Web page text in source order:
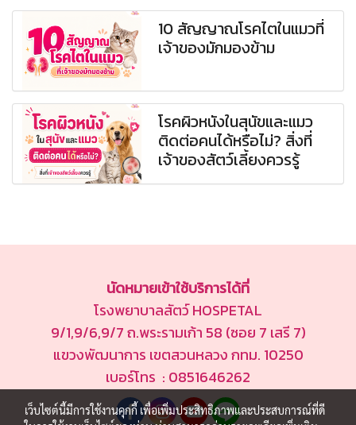
10 สัญญาณโรคไตในแมวที่
เจ้าของมักมองข้าม
โรคผิวหนังในสุนัขและแมว
ติดต่อคนได้หรือไม่? สิ่งที่
เจ้าของสัตว์เลี้ยงควรรู้
นัดหมายเข้าใช้บริการได้ที่
โรงพยาบาลสัตว์ HOSPETAL
9/1,9/6,9/7 ถ.พระรามเก้า 58 (ซอย 7 เสรี 7)
แขวงพัฒนาการ เขตสวนหลวง กทม. 10250
เบอร์โทร : 0851646262
เว็บไซต์นี้มีการใช้งานคุกกี้ เพื่อเพิ่มประสิทธิภาพและประสบการณ์ที่ดี